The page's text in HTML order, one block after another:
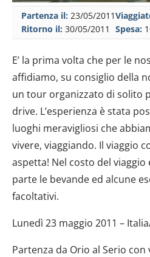
Partenza il: 23/05/2011
Ritorno il: 30/05/2011
Spesa:
E’ la prima volta che per le
affidiamo, su consiglio della
un tour organizzato di solito
drive. L’esperienza è stata
luoghi meravigliosi che
vivere, viaggiando. Il viaggio
aspetta! Nel costo del
parte le bevande ed alcune
facoltativi.
Lunedì 23 maggio 2011 –
Partenza da Orio al Serio